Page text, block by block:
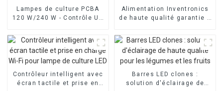
Lampes de culture PCBA
120 W/240 W - Contrôle UV
Alimentation Inventronics
de haute qualité garantie 5
à LED
Contrôleur intelligent avec
écran tactile et prise en
Barres LED clones :
solution d'éclairage de